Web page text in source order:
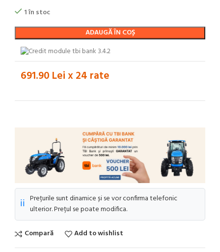
1 în stoc
ADAUGĂ ÎN COȘ
691.90 Lei x 24 rate
ℹ️ Prețurile sunt dinamice și se vor confirma telefonic
ulterior. Prețul se poate modifica.
Compară Add to wishlist